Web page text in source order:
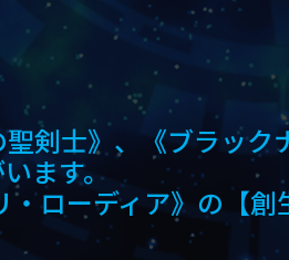
剣士》、《ブラッ
ます。
・ローディア》の【